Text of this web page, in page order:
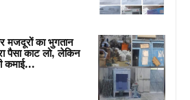
मजदूरों का भुगतान
पैसा काट लो, लेकिन
कमाई...